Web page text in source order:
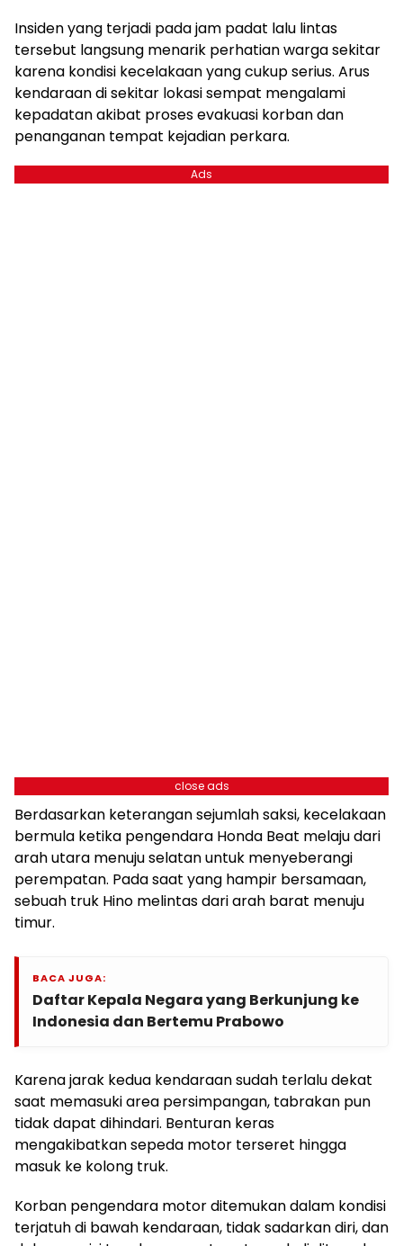
Insiden yang terjadi pada jam padat lalu lintas
tersebut langsung menarik perhatian warga sekitar
karena kondisi kecelakaan yang cukup serius. Arus
kendaraan di sekitar lokasi sempat mengalami
kepadatan akibat proses evakuasi korban dan
penanganan tempat kejadian perkara.
Ads
close ads
Berdasarkan keterangan sejumlah saksi, kecelakaan
bermula ketika pengendara Honda Beat melaju dari
arah utara menuju selatan untuk menyeberangi
perempatan. Pada saat yang hampir bersamaan,
sebuah truk Hino melintas dari arah barat menuju
timur.
BACA JUGA:
Daftar Kepala Negara yang Berkunjung ke
Indonesia dan Bertemu Prabowo
Karena jarak kedua kendaraan sudah terlalu dekat
saat memasuki area persimpangan, tabrakan pun
tidak dapat dihindari. Benturan keras
mengakibatkan sepeda motor terseret hingga
masuk ke kolong truk.
Korban pengendara motor ditemukan dalam kondisi
terjatuh di bawah kendaraan, tidak sadarkan diri, dan